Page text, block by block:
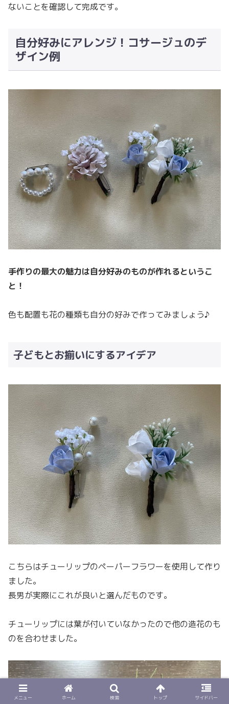
ないことを確認して完成です。
自分好みにアレンジ！コサージュのデ
ザイン例
手作りの最大の魅力は自分好みのものが作れるというこ
と！
色も配置も花の種類も自分の好みで作ってみましょう♪
子どもとお揃いにするアイデア
こちらはチューリップのペーパーフラワーを使用して作り
ました。
長男が実際にこれが良いと選んだものです。
チューリップには葉が付いていなかったので他の造花のも
のを合わせました。
メニュー ホーム 検索 トップ サイドバー